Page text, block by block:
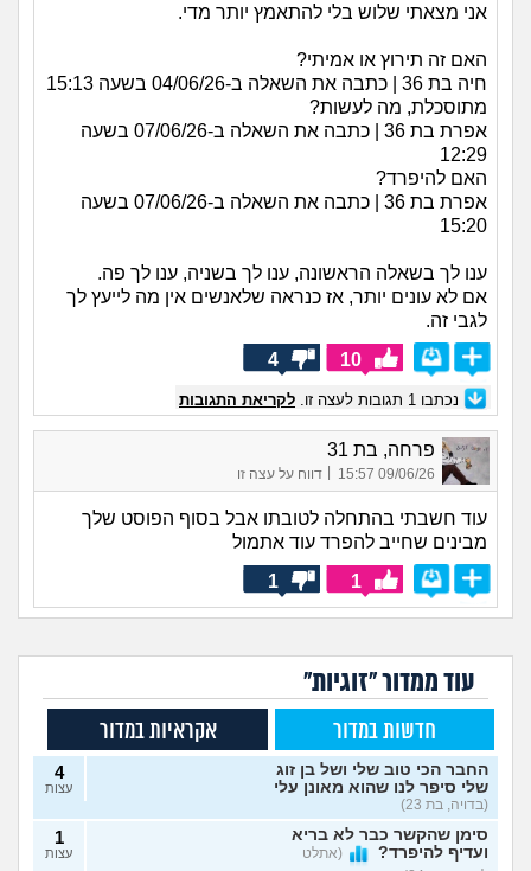
אני מצאתי שלוש בלי להתאמץ יותר מדי.
האם זה תירוץ או אמיתי?
חיה בת 36 | כתבה את השאלה ב-04/06/26 בשעה 15:13
מתוסכלת, מה לעשות?
אפרת בת 36 | כתבה את השאלה ב-07/06/26 בשעה
12:29
האם להיפרד?
אפרת בת 36 | כתבה את השאלה ב-07/06/26 בשעה
15:20
ענו לך בשאלה הראשונה, ענו לך בשניה, ענו לך פה.
אם לא עונים יותר, אז כנראה שלאנשים אין מה לייעץ לך
לגבי זה.
10
4
נכתבו 1 תגובות לעצה זו. לקריאת התגובות
פרחה, בת 31
09/06/26 15:57
| דווח על עצה זו
עוד חשבתי בהתחלה לטובתו אבל בסוף הפוסט שלך
מבינים שחייב להפרד עוד אתמול
1
1
עוד ממדור "זוגיות"
חדשות במדור אקראיות במדור
החבר הכי טוב שלי ושל בן זוג
שלי סיפר לנו שהוא מאונן עלי
(בדויה, בת 23)
4
עצות
סימן שהקשר כבר לא בריא
ועדיף להיפרד?
(אתלט
1
עצות